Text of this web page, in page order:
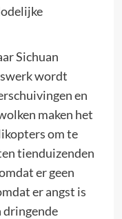
Sichuan
wordt
en
maken het
om te
tienduizenden
er geen
er angst is
dringende